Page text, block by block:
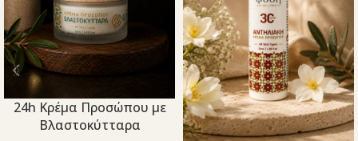
24h Κρέμα Προσώπου με
Βλαστοκύτταρα